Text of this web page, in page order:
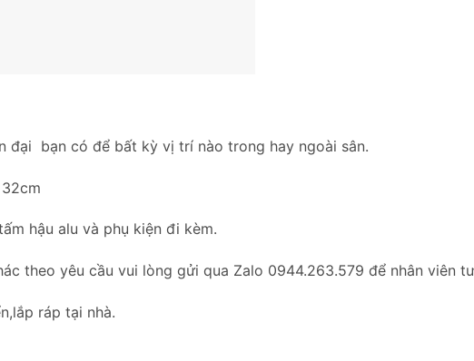
đại bạn có để bất kỳ vị trí nào trong hay ngoài sân.
hậu alu và phụ kiện đi kèm.
theo yêu cầu vui lòng gửi qua Zalo 0944.263.579 để nhân viên
ráp tại nhà.